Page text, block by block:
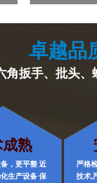
卓越品
角扳手、批头
熟
，更平整 近
生产设备 保
严格
技术,